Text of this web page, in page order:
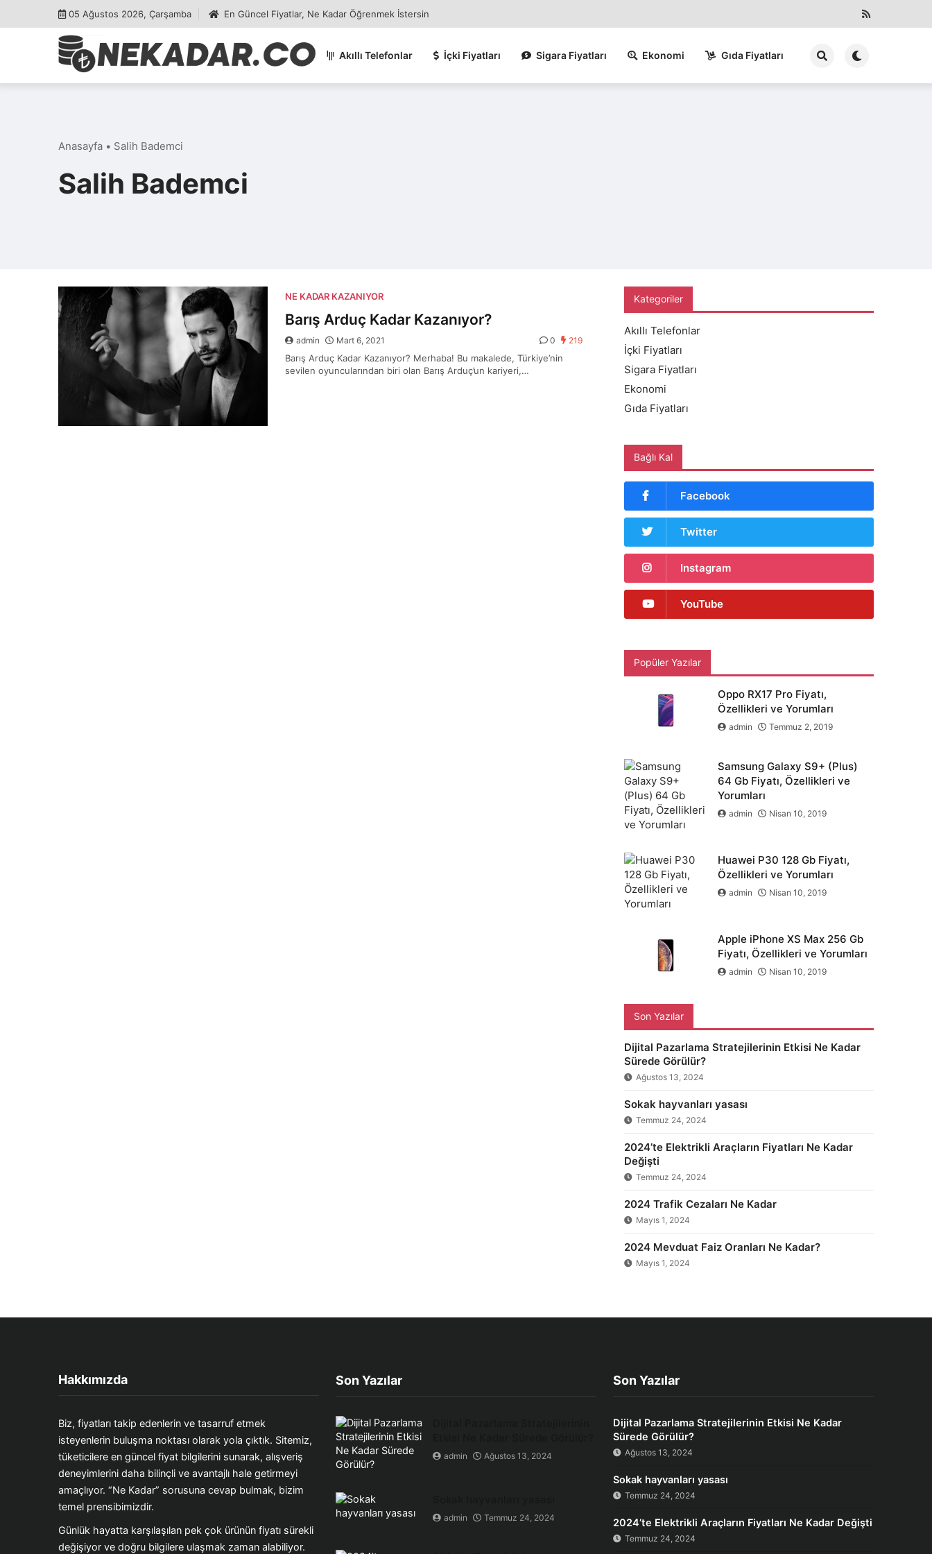
05 Ağustos 2026, Çarşamba En Güncel Fiyatlar, Ne Kadar Öğrenmek İstersin
Akıllı Telefonlar İçki Fiyatları Sigara Fiyatları Ekonomi Gıda Fiyatları
Anasayfa • Salih Bademci
Salih Bademci
NE KADAR KAZANIYOR
Barış Arduç Kadar Kazanıyor?
admin Mart 6, 2021 0 219
Barış Arduç Kadar Kazanıyor? Merhaba! Bu makalede, Türkiye’nin
sevilen oyuncularından biri olan Barış Arduç’un kariyeri,…
Kategoriler
Akıllı Telefonlar
İçki Fiyatları
Sigara Fiyatları
Ekonomi
Gıda Fiyatları
Bağlı Kal
Facebook
Twitter
Instagram
YouTube
Popüler Yazılar
Oppo RX17 Pro Fiyatı,
Özellikleri ve Yorumları
admin Temmuz 2, 2019
Samsung Galaxy S9+ (Plus)
64 Gb Fiyatı, Özellikleri ve
Yorumları
admin Nisan 10, 2019
Huawei P30 128 Gb Fiyatı,
Özellikleri ve Yorumları
admin Nisan 10, 2019
Apple iPhone XS Max 256 Gb
Fiyatı, Özellikleri ve Yorumları
admin Nisan 10, 2019
Son Yazılar
Dijital Pazarlama Stratejilerinin Etkisi Ne Kadar
Sürede Görülür?
Ağustos 13, 2024
Sokak hayvanları yasası
Temmuz 24, 2024
2024’te Elektrikli Araçların Fiyatları Ne Kadar
Değişti
Temmuz 24, 2024
2024 Trafik Cezaları Ne Kadar
Mayıs 1, 2024
2024 Mevduat Faiz Oranları Ne Kadar?
Mayıs 1, 2024
Hakkımızda
Biz, fiyatları takip edenlerin ve tasarruf etmek
isteyenlerin buluşma noktası olarak yola çıktık. Sitemiz,
tüketicilere en güncel fiyat bilgilerini sunarak, alışveriş
deneyimlerini daha bilinçli ve avantajlı hale getirmeyi
amaçlıyor. “Ne Kadar” sorusuna cevap bulmak, bizim
temel prensibimizdir.
Günlük hayatta karşılaşılan pek çok ürünün fiyatı sürekli
değişiyor ve doğru bilgilere ulaşmak zaman alabiliyor.
Son Yazılar
admin Ağustos 13, 2024
admin Temmuz 24, 2024
Son Yazılar
Dijital Pazarlama Stratejilerinin Etkisi Ne Kadar
Sürede Görülür?
Ağustos 13, 2024
Sokak hayvanları yasası
Temmuz 24, 2024
2024’te Elektrikli Araçların Fiyatları Ne Kadar Değişti
Temmuz 24, 2024